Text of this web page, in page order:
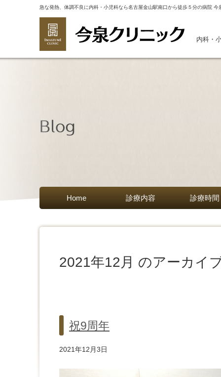
急な発熱、体調不良に内科・小児科なら名古屋金山駅南口から徒歩５分の病院 今
内科・
Home 診療内容 診療時間
2021年12月 のアーカイ
祝9周年
2021年12月3日